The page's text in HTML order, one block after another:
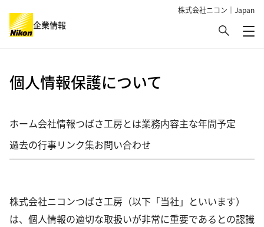
株式会社ニコン｜Japan
企業情報 検索
メ
個人情報保護について
ホーム会社情報つばさ工房とは業務内容主な年間予定
過去の行事リンク集お問い合わせ
株式会社ニコンつばさ工房（以下「当社」といいます）
は、個人情報の適切な取扱いが非常に重要であるとの認識